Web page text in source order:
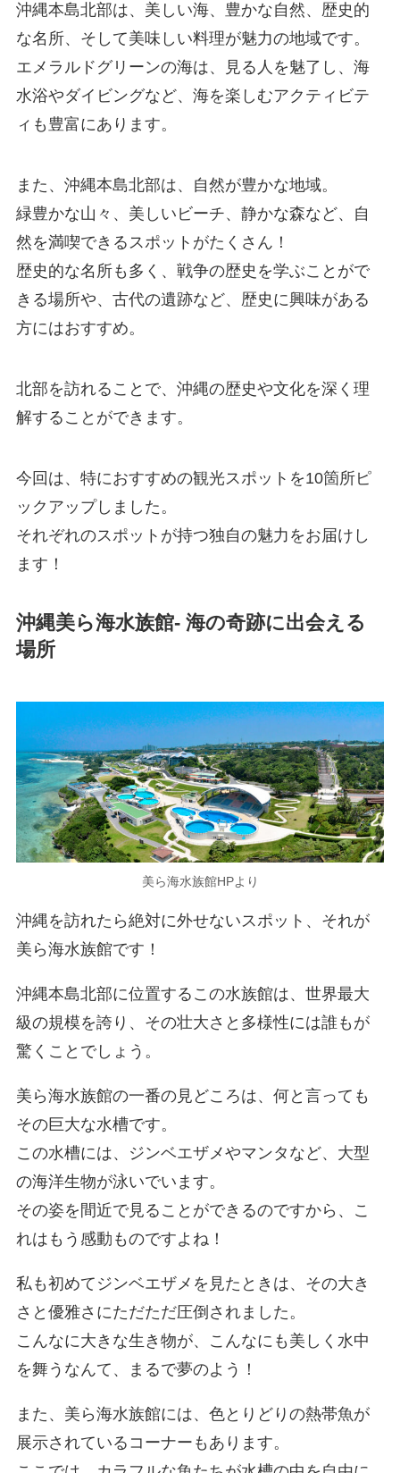
沖縄本島北部は、美しい海、豊かな自然、歴史的
な名所、そして美味しい料理が魅力の地域です。
エメラルドグリーンの海は、見る人を魅了し、海
水浴やダイビングなど、海を楽しむアクティビテ
ィも豊富にあります。
また、沖縄本島北部は、自然が豊かな地域。
緑豊かな山々、美しいビーチ、静かな森など、自
然を満喫できるスポットがたくさん！
歴史的な名所も多く、戦争の歴史を学ぶことがで
きる場所や、古代の遺跡など、歴史に興味がある
方にはおすすめ。
北部を訪れることで、沖縄の歴史や文化を深く理
解することができます。
今回は、特におすすめの観光スポットを10箇所ピ
ックアップしました。
それぞれのスポットが持つ独自の魅力をお届けし
ます！
沖縄美ら海水族館- 海の奇跡に出会える
場所
美ら海水族館HPより
沖縄を訪れたら絶対に外せないスポット、それが
美ら海水族館です！
沖縄本島北部に位置するこの水族館は、世界最大
級の規模を誇り、その壮大さと多様性には誰もが
驚くことでしょう。
美ら海水族館の一番の見どころは、何と言っても
その巨大な水槽です。
この水槽には、ジンベエザメやマンタなど、大型
の海洋生物が泳いでいます。
その姿を間近で見ることができるのですから、こ
れはもう感動ものですよね！
私も初めてジンベエザメを見たときは、その大き
さと優雅さにただただ圧倒されました。
こんなに大きな生き物が、こんなにも美しく水中
を舞うなんて、まるで夢のよう！
また、美ら海水族館には、色とりどりの熱帯魚が
展示されているコーナーもあります。